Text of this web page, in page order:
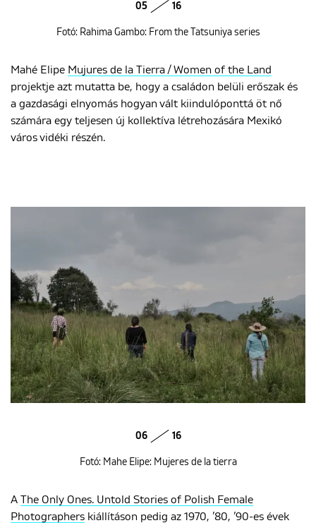
05 16
Fotó: Rahima Gambo: From the Tatsuniya series
Mahé Elipe Mujures de la Tierra / Women of the Land
projektje azt mutatta be, hogy a családon belüli erőszak és
a gazdasági elnyomás hogyan vált kiindulóponttá öt nő
számára egy teljesen új kollektíva létrehozására Mexikó
város vidéki részén.
06 16
Fotó: Mahe Elipe: Mujeres de la tierra
A The Only Ones. Untold Stories of Polish Female
Photographers kiállításon pedig az 1970, ’80, ’90-es évek